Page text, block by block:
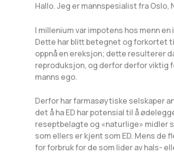
Hallo. Jeg er mannspesialist fra Oslo,
I millenium var impotens hos menn
Dette har blitt betegnet og forkortet
oppnå en ereksjon; dette resulterer
reproduksjon, og derfor derfor viktig
manns ego.
Derfor har farmasøytiske selskaper
det å ha ED har potensial til å
reseptbelagte og «naturlige» midler
som ellers er kjent som ED. Mens
for forbruk for de som lider av hals-